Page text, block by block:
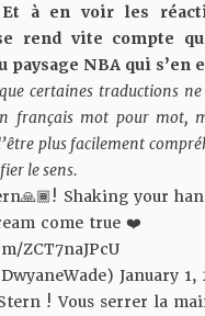
Et à en voir les
rend vite compte
paysage NBA qui s’en
certaines traductions
français mot pour mot,
plus facilement
le sens.
Shaking your
come true ❤️
ZCT7naJPcU
January 1,
! Vous serrer la